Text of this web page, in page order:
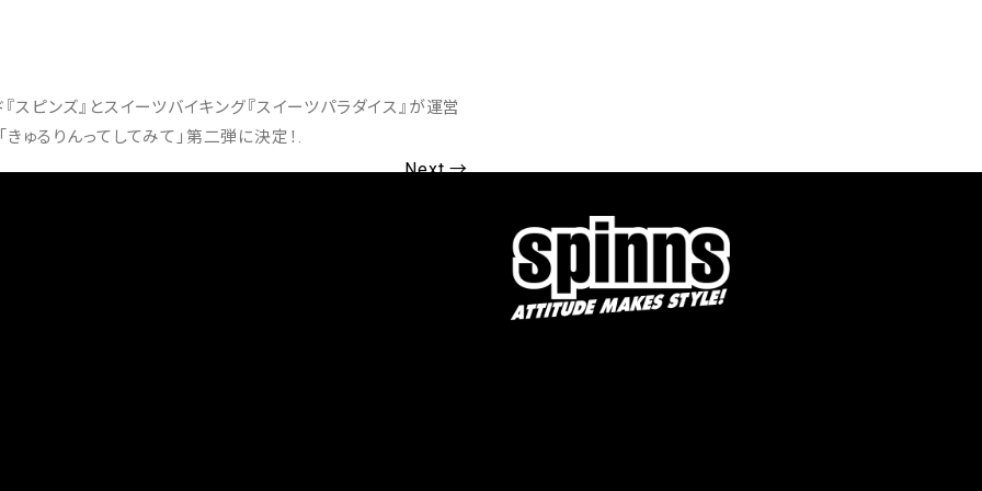
『スピンズ』とスイーツバイキング『スイーツパラダイス』が運営
ゅるりんってしてみて」第二弾に決定！ .
Next →